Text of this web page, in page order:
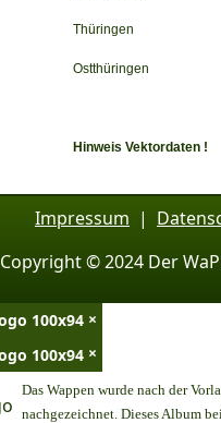
Thüringen
Ostthüringen
Hinweis Vektordaten !
Impressum |
Copyright © 2024 Der
×
×
Das Wappen wurde nach der
nachgezeichnet. Dieses Album